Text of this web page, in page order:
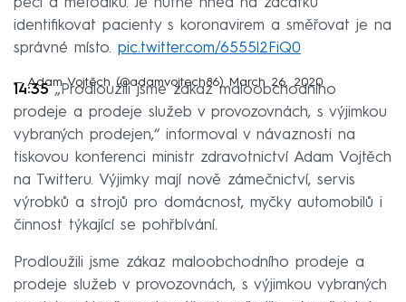
identifikovat pacienty s koronavirem a směřovat je na
správné místo. pic.twitter.com/6555l2FiQ0
— Adam Vojtěch (@adamvojtech86) March 26, 2020
14:35„Prodloužili jsme zákaz maloobchodního
prodeje a prodeje služeb v provozovnách, s výjimkou
vybraných prodejen,“ informoval v návaznosti na
tiskovou konferenci ministr zdravotnictví Adam Vojtěch
na Twitteru. Výjimky mají nově zámečnictví, servis
výrobků a strojů pro domácnost, myčky automobilů i
činnost týkající se pohřbívání.
Prodloužili jsme zákaz maloobchodního prodeje a
prodeje služeb v provozovnách, s výjimkou vybraných